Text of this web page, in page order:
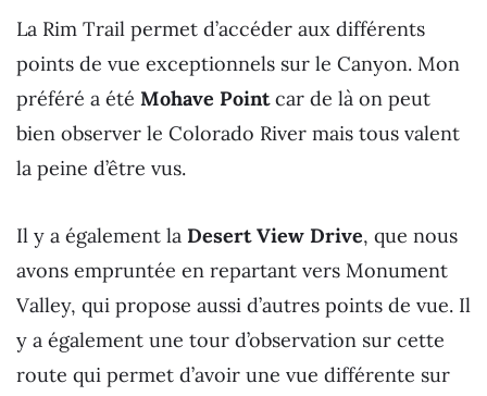
La Rim Trail permet d’accéder aux différents
points de vue exceptionnels sur le Canyon. Mon
préféré a été Mohave Pointcar de là on peut
bien observer le Colorado River mais tous valent
la peine d’être vus.
Il y a également la Desert View Drive, que nous
avons empruntée en repartant vers Monument
Valley, qui propose aussi d’autres points de vue. Il
y a également une tour d’observation sur cette
route qui permet d’avoir une vue différente sur